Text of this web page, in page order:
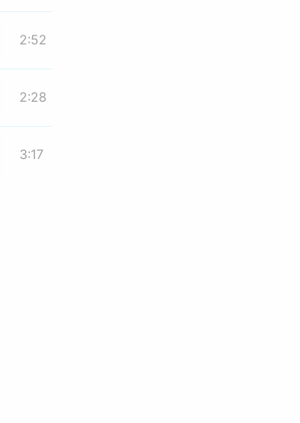
2:52
2:28
3:17